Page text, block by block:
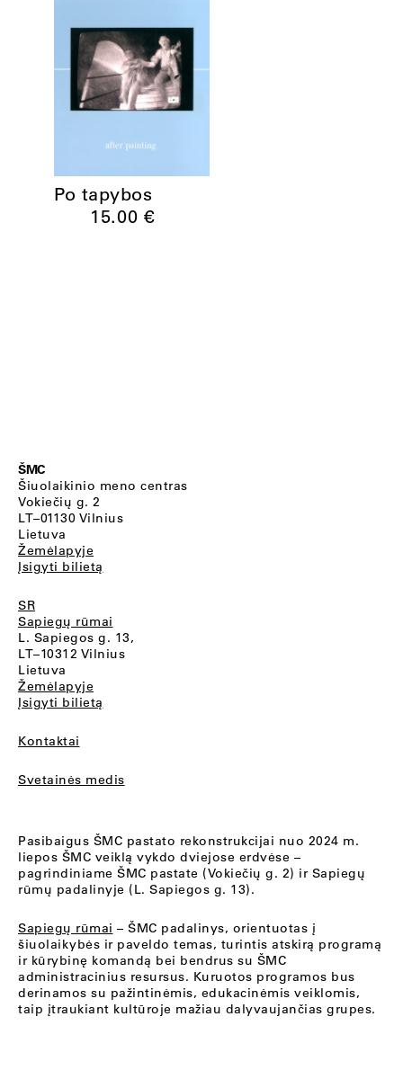
Po tapybos
15.00 €
ŠMC
Šiuolaikinio meno centras
Vokiečių g. 2
LT–01130 Vilnius
Lietuva
Žemėlapyje
Įsigyti bilietą
SR
Sapiegų rūmai
L. Sapiegos g. 13,
LT–10312 Vilnius
Lietuva
Žemėlapyje
Įsigyti bilietą
Kontaktai
Svetainės medis
Pasibaigus ŠMC pastato rekonstrukcijai nuo 2024 m.
liepos ŠMC veiklą vykdo dviejose erdvėse –
pagrindiniame ŠMC pastate (Vokiečių g. 2) ir Sapiegų
rūmų padalinyje (L. Sapiegos g. 13).
Sapiegų rūmai – ŠMC padalinys, orientuotas į
šiuolaikybės ir paveldo temas, turintis atskirą programą
ir kūrybinę komandą bei bendrus su ŠMC
administracinius resursus. Kuruotos programos bus
derinamos su pažintinėmis, edukacinėmis veiklomis,
taip įtraukiant kultūroje mažiau dalyvaujančias grupes.